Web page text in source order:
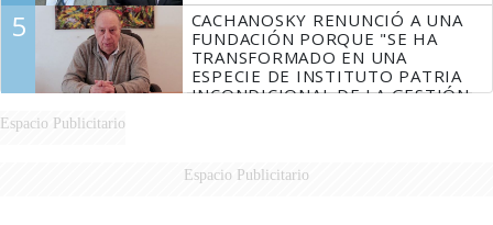
5
CACHANOSKY RENUNCIÓ A UNA
FUNDACIÓN PORQUE "SE HA
TRANSFORMADO EN UNA
ESPECIE DE INSTITUTO PATRIA
INCONDICIONAL DE LA GESTIÓN
Espacio Publicitario
Espacio Publicitario